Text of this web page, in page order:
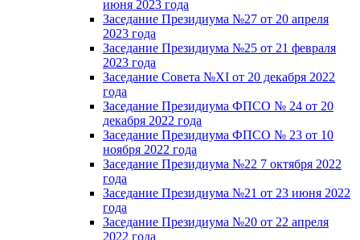
июня 2023 года
Заседание Президиума №27 от 20 апреля
2023 года
Заседание Президиума №25 от 21 февраля
2023 года
Заседание Совета №XI от 20 декабря 2022
года
Заседание Президиума ФПСО № 24 от 20
декабря 2022 года
Заседание Президиума ФПСО № 23 от 10
ноября 2022 года
Заседание Президиума №22 7 октября 2022
года
Заседание Президиума №21 от 23 июня 2022
года
Заседание Президиума №20 от 22 апреля
2022 года